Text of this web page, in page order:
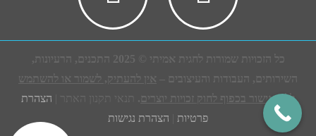
כל הזכויות שמורות לחגית אמיתי © 2025 התכנים, הרעיונות,
השירותים, העבודות והעיצובים – אין להעתיק, לשמור או להשתמש
ללא אישור בכפוף לחוק זכויות יוצרים. תנאי תקנון האתר | הצהרת
פרטיות
הצהרת נגישות